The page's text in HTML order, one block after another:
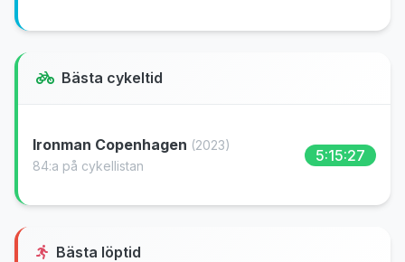
Bästa cykeltid
Ironman Copenhagen (2023)
84:a på cykellistan
5:15:27
Bästa löptid